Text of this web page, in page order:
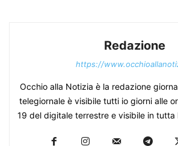
Redazione
https://
Occhio alla Notizia è la redazione
telegiornale è visibile tutti io giorni alle
19 del digitale terrestre e visibile in tutta